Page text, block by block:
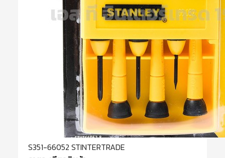
S351-66052 STINTERTRADE